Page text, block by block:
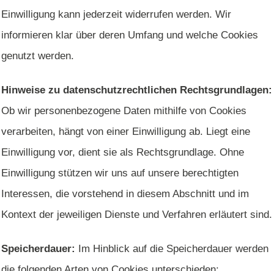
Einwilligung kann jederzeit widerrufen werden. Wir
informieren klar über deren Umfang und welche Cookies
genutzt werden.
Hinweise zu datenschutzrechtlichen Rechtsgrundlagen:
Ob wir personenbezogene Daten mithilfe von Cookies
verarbeiten, hängt von einer Einwilligung ab. Liegt eine
Einwilligung vor, dient sie als Rechtsgrundlage. Ohne
Einwilligung stützen wir uns auf unsere berechtigten
Interessen, die vorstehend in diesem Abschnitt und im
Kontext der jeweiligen Dienste und Verfahren erläutert sind.
Speicherdauer: Im Hinblick auf die Speicherdauer werden